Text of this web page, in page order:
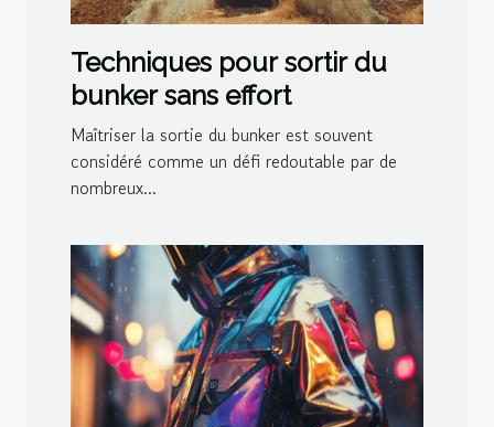
Techniques pour sortir du
bunker sans effort
Maîtriser la sortie du bunker est souvent
considéré comme un défi redoutable par de
nombreux...